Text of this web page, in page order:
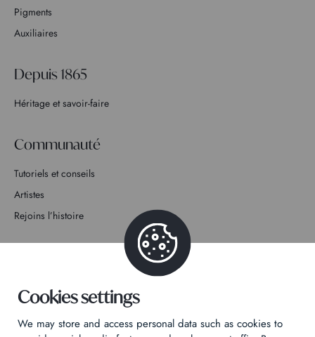
Pigments
Auxiliaires
Depuis 1865
Héritage et savoir-faire
Communauté
Tutoriels et conseils
Artistes
Rejoins l’histoire
Cookies settings
We may store and access personal data such as cookies to